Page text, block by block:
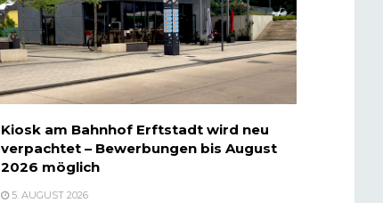
Kiosk am Bahnhof Erftstadt wird neu
verpachtet – Bewerbungen bis August
2026 möglich
5. AUGUST 2026